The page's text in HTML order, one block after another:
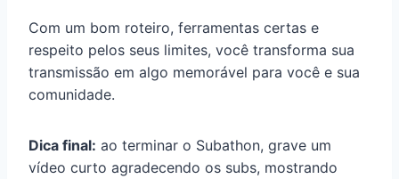
Com um bom roteiro, ferramentas certas e
respeito pelos seus limites, você transforma sua
transmissão em algo memorável para você e sua
comunidade.
Dica final: ao terminar o Subathon, grave um
vídeo curto agradecendo os subs, mostrando